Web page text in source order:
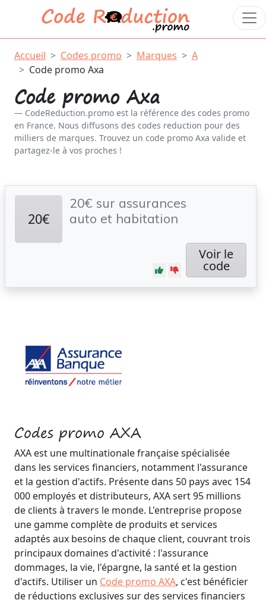
Accueil Codes promo Marques
A
Code promo Axa
Code promo Axa
CodeReduction.promo est la référence des codes promo
en France. Nous diffusons des codes reduction pour des
milliers de marques. Trouvez un code promo Axa valide et
partagez-le à vos proches !
Codes promo AXA
AXA est une multinationale française spécialisée
dans les services financiers, notamment l'assurance
et la gestion d'actifs. Présente dans 50 pays avec 154
000 employés et distributeurs, AXA sert 95 millions
de clients à travers le monde. L'entreprise propose
une gamme complète de produits et services
adaptés aux besoins de chaque client, couvrant trois
principaux domaines d'activité : l'assurance
dommages, la vie, l'épargne, la santé et la gestion
d'actifs. Utiliser un Code promo AXA, c'est bénéficier
de réductions exclusives sur des services financiers
20€
20€ sur assurances
auto et habitation
Voir le
code